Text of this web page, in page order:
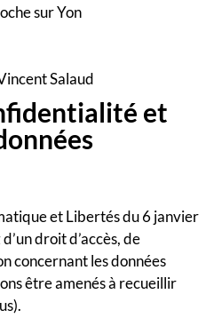
sur Yon
Salaud
et
et Libertés du 6 janvier
droit d’accès, de
concernant les données
être amenés à recueillir